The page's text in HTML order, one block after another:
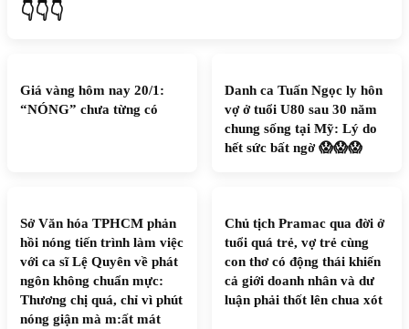
👇👇👇
Giá vàng hôm nay 20/1:
“NÓNG” chưa từng có
Danh ca Tuấn Ngọc ly hôn
vợ ở tuổi U80 sau 30 năm
chung sống tại Mỹ: Lý do
hết sức bất ngờ 😱😱😱
Sở Văn hóa TPHCM phản
hồi nóng tiến trình làm việc
với ca sĩ Lệ Quyên về phát
ngôn không chuẩn mực:
Thương chị quá, chỉ vì phút
nóng giận mà m:ất mát
Chủ tịch Pramac qua đời ở
tuổi quá trẻ, vợ trẻ cùng
con thơ có động thái khiến
cả giới doanh nhân và dư
luận phải thốt lên chua xót